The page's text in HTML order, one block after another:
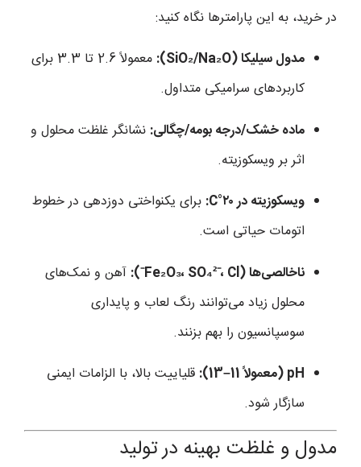
در خرید، به این پارامترها نگاه کنید:
مدول سیلیکا (SiO₂/Na₂O):
معمولاً 2.6 تا 3.3 برای
کاربردهای سرامیکی متداول.
ماده خشک/درجه بومه/چگالی: نشانگر غلظت محلول و
اثر بر ویسکوزیته.
ویسکوزیته در ۲۰°C:
برای یکنواختی دوزدهی در خطوط
اتومات حیاتی است.
ناخالصی‌ها (Fe₂O₃، SO₄²⁻، Cl⁻):
آهن و نمک‌های
محلول زیاد می‌توانند رنگ لعاب و پایداری
سوسپانسیون را بهم بزنند.
pH (معمولاً 11–13):
قلیاییت بالا، با الزامات ایمنی
سازگار شود.
مدول و غلظت بهینه در تولید